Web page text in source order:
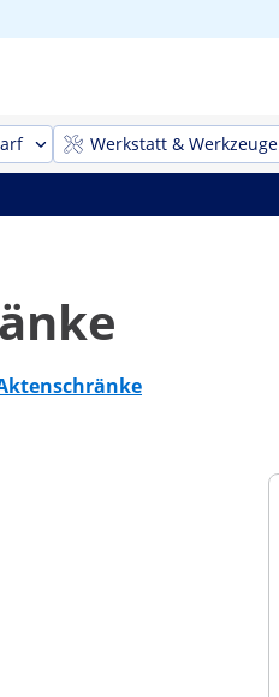
Werkstatt & Werkzeuge